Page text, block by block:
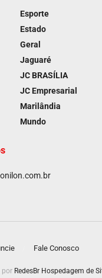
Esporte
Estado
Geral
Jaguaré
JC BRASÍLIA
JC Empresarial
Marilândia
Mundo
Fale Conosco
por RedesBr Hospedagem de